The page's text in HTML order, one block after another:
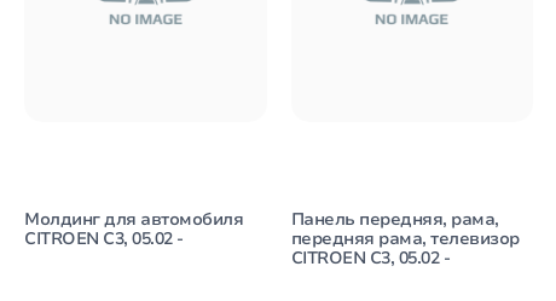
Молдинг для автомобиля
CITROEN C3, 05.02 -
Панель передняя, рама,
передняя рама, телевизор
CITROEN C3, 05.02 -